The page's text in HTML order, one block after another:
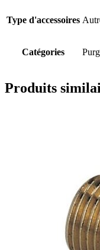
Type d'accessoires
Catégories
Produits